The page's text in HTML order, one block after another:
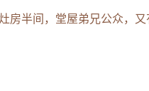
房半间，堂屋弟兄公众，